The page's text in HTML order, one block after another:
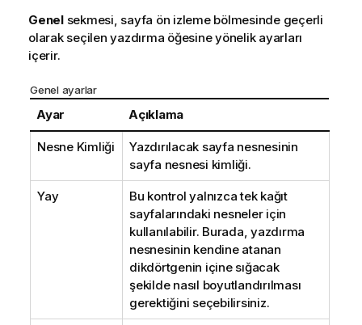
Genelsekmesi, sayfa ön izleme bölmesinde geçerli
olarak seçilen yazdırma öğesine yönelik ayarları
içerir.
Genel ayarlar
Ayar Açıklama
Nesne Kimliği
Yazdırılacak sayfa nesnesinin
sayfa nesnesi kimliği.
Yay
Bu kontrol yalnızca tek kağıt
sayfalarındaki nesneler için
kullanılabilir. Burada, yazdırma
nesnesinin kendine atanan
dikdörtgenin içine sığacak
şekilde nasıl boyutlandırılması
gerektiğini seçebilirsiniz.